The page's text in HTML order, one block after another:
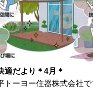
適だより＊4月＊
トーヨー住器株式会社